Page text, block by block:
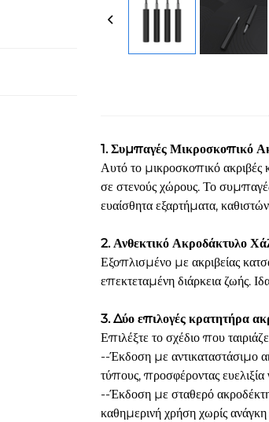
1. Συμπαγές Μικροσκοπικό
Αυτό το μικροσκοπικό ακριβές
σε στενούς χώρους. Το συμπαγές
ευαίσθητα εξαρτήματα,
2. Ανθεκτικό Ακροδάκτυλο
Εξοπλισμένο με ακριβείας
επεκτεταμένη διάρκεια ζωής.
3. Δύο επιλογές κρατητήρα
Επιλέξτε το σχέδιο που
--Έκδοση με αντικαταστάσιμο
τύπους, προσφέροντας ευελιξία
--Έκδοση με σταθερό
καθημερινή χρήση χωρίς ανάγκη